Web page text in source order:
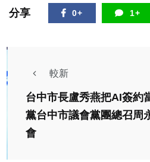
分享 0+ 1+
較新
台中市長盧秀燕把AI簽約
黨台中市議會黨團總召周
會